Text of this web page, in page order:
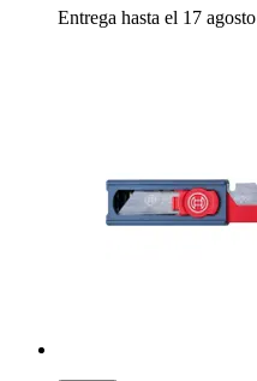
Entrega hasta el 17 agosto